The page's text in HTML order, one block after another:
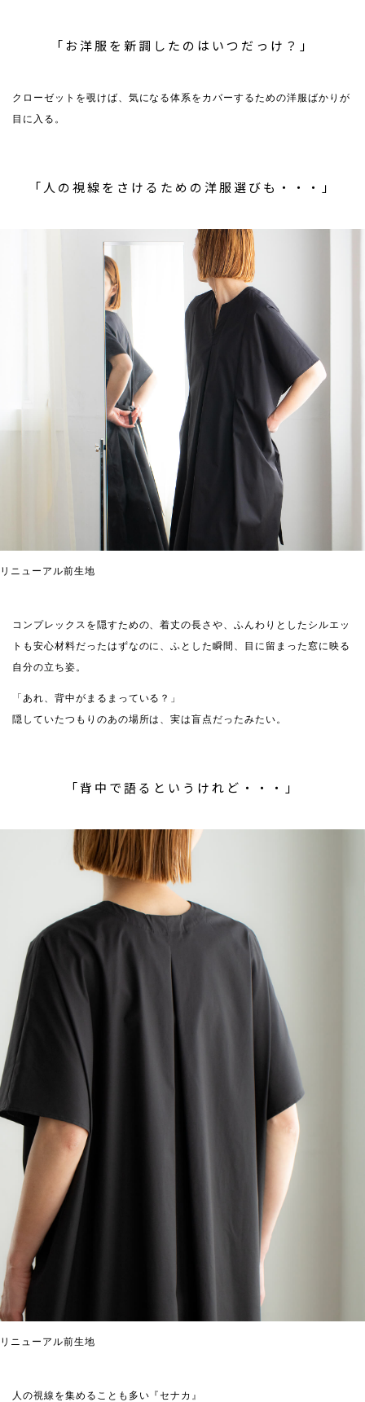
「お洋服を新調したのはいつだっけ？」
クローゼットを覗けば、気になる体系をカバーするための洋服ばかりが
目に入る。
「人の視線をさけるための洋服選びも・・・」
リニューアル前生地
コンプレックスを隠すための、着丈の長さや、ふんわりとしたシルエッ
トも安心材料だったはずなのに、ふとした瞬間、目に留まった窓に映る
自分の立ち姿。
「あれ、背中がまるまっている？」
隠していたつもりのあの場所は、実は盲点だったみたい。
「背中で語るというけれど・・・」
リニューアル前生地
人の視線を集めることも多い『セナカ』